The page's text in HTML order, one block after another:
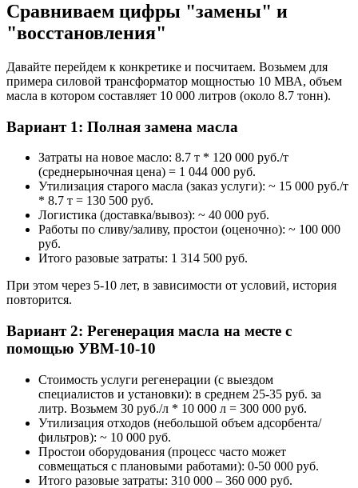
Сравниваем цифры "замены" и
"восстановления"
Давайте перейдем к конкретике и посчитаем. Возьмем для
примера силовой трансформатор мощностью 10 МВА, объем
масла в котором составляет 10 000 литров (около 8.7 тонн).
Вариант 1: Полная замена масла
Затраты на новое масло: 8.7 т * 120 000 руб./т
(среднерыночная цена) = 1 044 000 руб.
Утилизация старого масла (заказ услуги): ~ 15 000 руб./т
* 8.7 т = 130 500 руб.
Логистика (доставка/вывоз): ~ 40 000 руб.
Работы по сливу/заливу, простои (оценочно): ~ 100 000
руб.
Итого разовые затраты: 1 314 500 руб.
При этом через 5-10 лет, в зависимости от условий, история
повторится.
Вариант 2: Регенерация масла на месте с
помощью УВМ-10-10
Стоимость услуги регенерации (с выездом
специалистов и установки): в среднем 25-35 руб. за
литр. Возьмем 30 руб./л * 10 000 л = 300 000 руб.
Утилизация отходов (небольшой объем адсорбента/
фильтров): ~ 10 000 руб.
Простои оборудования (процесс часто может
совмещаться с плановыми работами): 0-50 000 руб.
Итого разовые затраты: 310 000 – 360 000 руб.